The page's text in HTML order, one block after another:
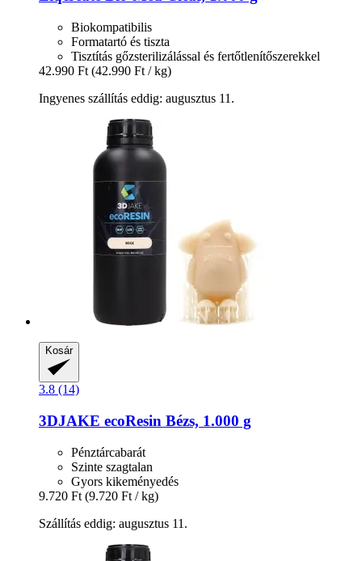
Biokompatibilis
Formatartó és tiszta
Tisztítás gőzsterilizálással és fertőtlenítőszerekkel
42.990 Ft (42.990 Ft / kg)
Ingyenes szállítás eddig: augusztus 11.
Kosár
3.8 (14)
3DJAKE ecoResin Bézs, 1.000 g
Pénztárcabarát
Szinte szagtalan
Gyors kikeményedés
9.720 Ft (9.720 Ft / kg)
Szállítás eddig: augusztus 11.